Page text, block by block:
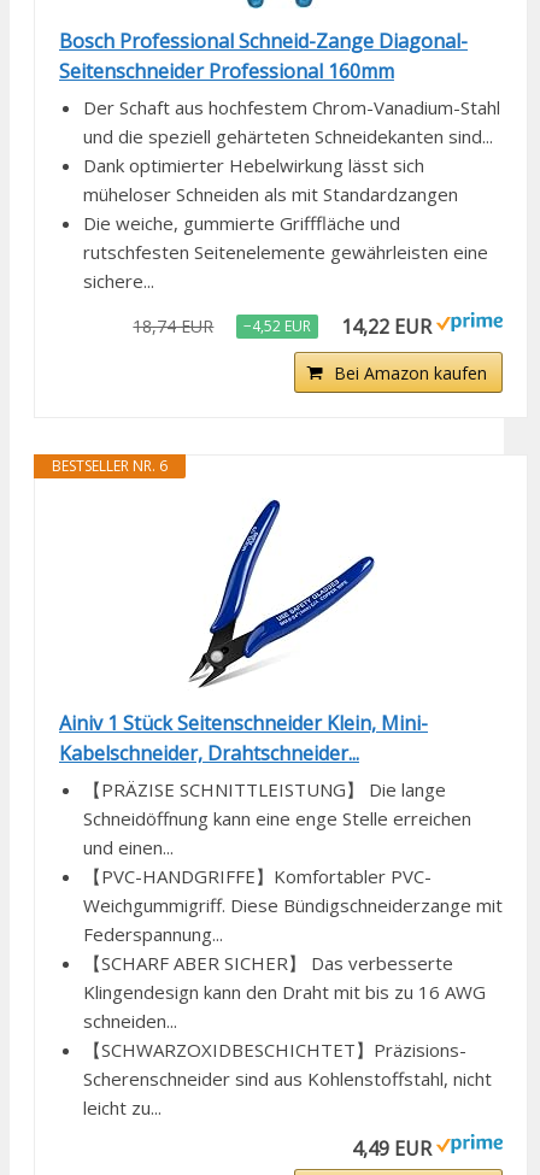
Bosch Professional Schneid-Zange Diagonal-
Seitenschneider Professional 160mm
Der Schaft aus hochfestem Chrom-Vanadium-Stahl
und die speziell gehärteten Schneidekanten sind...
Dank optimierter Hebelwirkung lässt sich
müheloser Schneiden als mit Standardzangen
Die weiche, gummierte Grifffläche und
rutschfesten Seitenelemente gewährleisten eine
sichere...
18,74 EUR −4,52 EUR 14,22 EUR
Bei Amazon kaufen
BESTSELLER NR. 6
Ainiv 1 Stück Seitenschneider Klein, Mini-
Kabelschneider, Drahtschneider...
【PRÄZISE SCHNITTLEISTUNG】 Die lange
Schneidöffnung kann eine enge Stelle erreichen
und einen...
【PVC-HANDGRIFFE】Komfortabler PVC-
Weichgummigriff. Diese Bündigschneiderzange mit
Federspannung...
【SCHARF ABER SICHER】 Das verbesserte
Klingendesign kann den Draht mit bis zu 16 AWG
schneiden...
【SCHWARZOXIDBESCHICHTET】Präzisions-
Scherenschneider sind aus Kohlenstoffstahl, nicht
leicht zu...
4,49 EUR